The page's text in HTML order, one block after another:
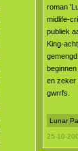
roman
midlife-
publiek
King-
en zeker
gwrrfs.
Lunar
25-10-